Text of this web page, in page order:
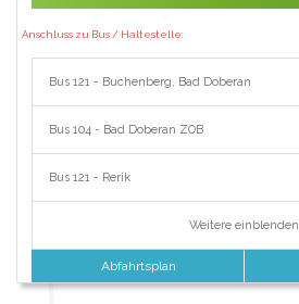
Anschluss zu Bus / Haltestelle:
Bus 121 - Buchenberg, Bad Doberan
Bus 104 - Bad Doberan ZOB
Bus 121 - Rerik
Weitere einblenden
Abfahrtsplan